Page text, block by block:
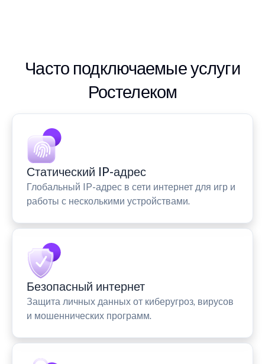
Часто подключаемые услуги
Ростелеком
Статический IP-адрес
Глобальный IP-адрес в сети интернет для игр и
работы с несколькими устройствами.
Безопасный интернет
Защита личных данных от киберугроз, вирусов
и мошеннических программ.